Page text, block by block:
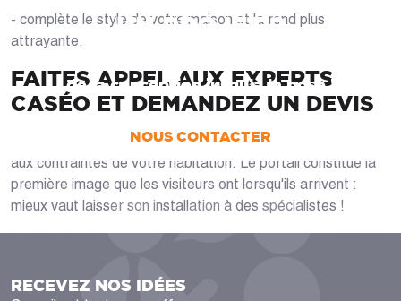
- complète le style de votre maison et la rend plus
attrayante.
FAITES APPEL AUX EXPERTS
CASÉO ET DEMANDEZ UN DEVIS
Auxerrois, optez pour un portail adapté à votre usage et
aux contraintes de votre habitation. Le portail constitue la
première image que les visiteurs ont lorsqu'ils arrivent :
mieux vaut laisser son installation à des spécialistes !
l'Yonne. Que vous habitiez à Auxerre (89000), Avallon ou
UN PROJET ?
de la conception jusqu’à la pose !
NOUS CONTACTER
RECEVEZ NOS IDÉES